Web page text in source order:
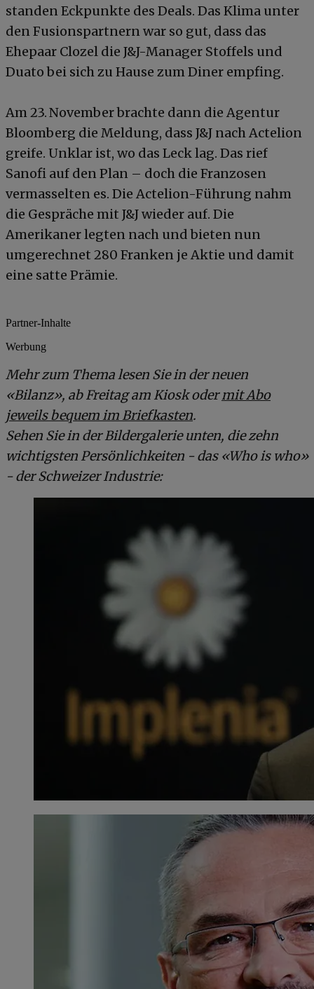
standen Eckpunkte des Deals. Das Klima unter
den Fusionspartnern war so gut, dass das
Ehepaar Clozel die J&J-Manager Stoffels und
Duato bei sich zu Hause zum Diner empfing.
Am 23. November brachte dann die Agentur
Bloomberg die Meldung, dass J&J nach Actelion
greife. Unklar ist, wo das Leck lag. Das rief
Sanofi auf den Plan – doch die Franzosen
vermasselten es. Die Actelion-Führung nahm
die Gespräche mit J&J wieder auf. Die
Amerikaner legten nach und bieten nun
umgerechnet 280 Franken je Aktie und damit
eine satte Prämie.
Partner-Inhalte
Werbung
Mehr zum Thema lesen Sie in der neuen
«Bilanz», ab Freitag am Kiosk odermit Abo
jeweils bequem im Briefkasten.
Sehen Sie in der Bildergalerie unten, die zehn
wichtigsten Persönlichkeiten - das «Who is who»
- der Schweizer Industrie: